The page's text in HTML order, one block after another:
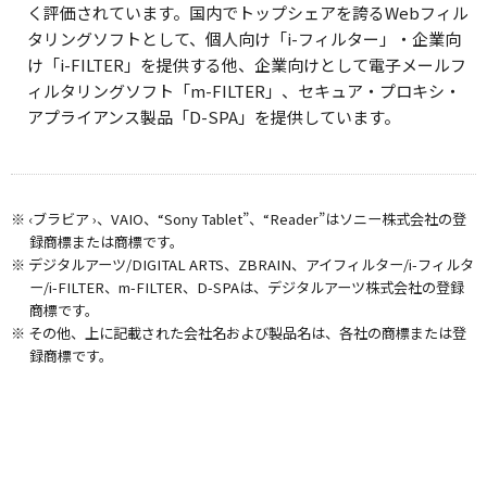
く評価されています。国内でトップシェアを誇るWebフィル
タリングソフトとして、個人向け「i-フィルター」・企業向
け「i-FILTER」を提供する他、企業向けとして電子メールフ
ィルタリングソフト「m-FILTER」、セキュア・プロキシ・
アプライアンス製品「D-SPA」を提供しています。
※ ‹ブラビア ›、VAIO、“Sony Tablet”、“Reader”はソニー株式会社の登
録商標または商標です。
※ デジタルアーツ/DIGITAL ARTS、ZBRAIN、アイフィルター/i-フィルタ
ー/i-FILTER、m-FILTER、D-SPAは、デジタルアーツ株式会社の登録
商標です。
※ その他、上に記載された会社名および製品名は、各社の商標または登
録商標です。